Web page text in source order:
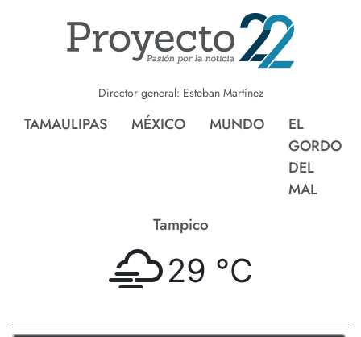
Director general: Esteban Martínez
TAMAULIPAS MÉXICO MUNDO
EL
GORDO
DEL
MAL
Tampico
29 °C